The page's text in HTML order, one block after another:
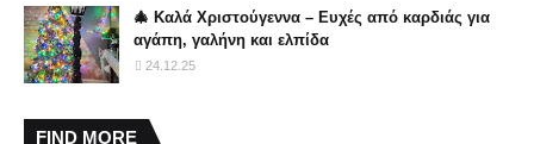
🎄 Καλά Χριστούγεννα – Ευχές από καρδιάς για
αγάπη, γαλήνη και ελπίδα
24.12.25
FIND MORE